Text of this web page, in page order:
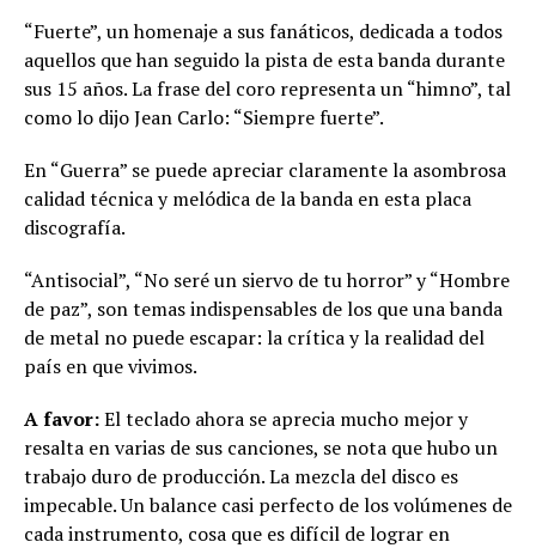
“Fuerte”, un homenaje a sus fanáticos, dedicada a todos
aquellos que han seguido la pista de esta banda durante
sus 15 años. La frase del coro representa un “himno”, tal
como lo dijo Jean Carlo: “Siempre fuerte”.
En “Guerra” se puede apreciar claramente la asombrosa
calidad técnica y melódica de la banda en esta placa
discografía.
“Antisocial”, “No seré un siervo de tu horror” y “Hombre
de paz”, son temas indispensables de los que una banda
de metal no puede escapar: la crítica y la realidad del
país en que vivimos.
A favor:El teclado ahora se aprecia mucho mejor y
resalta en varias de sus canciones, se nota que hubo un
trabajo duro de producción. La mezcla del disco es
impecable. Un balance casi perfecto de los volúmenes de
cada instrumento, cosa que es difícil de lograr en